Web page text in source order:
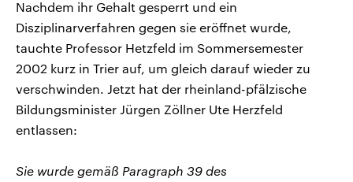
Nachdem ihr Gehalt gesperrt und ein
Disziplinarverfahren gegen sie eröffnet wurde,
tauchte Professor Hetzfeld im Sommersemester
2002 kurz in Trier auf, um gleich darauf wieder zu
verschwinden. Jetzt hat der rheinland-pfälzische
Bildungsminister Jürgen Zöllner Ute Herzfeld
entlassen:
Sie wurde gemäß Paragraph 39 des